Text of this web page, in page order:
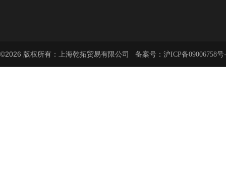
©2026 版权所有：上海乾拓贸易有限公司 备案号： 沪ICP备09006758号